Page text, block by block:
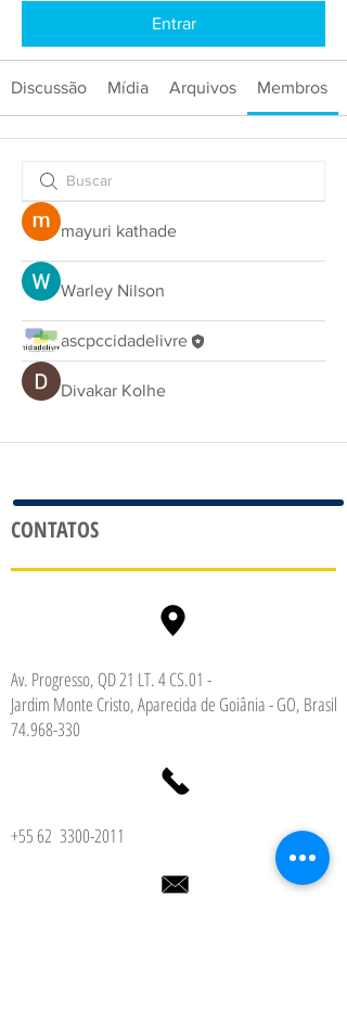
Entrar
Discussão Mídia Arquivos Membros
mayuri kathade
Warley Nilson
ascpccidadelivre
Divakar Kolhe
CONTATOS
Av. Progresso, QD 21 LT. 4 CS.01 -
Jardim Monte Cristo, Aparecida de Goiânia - GO, Brasil
74.968-330
+55 62 3300-2011